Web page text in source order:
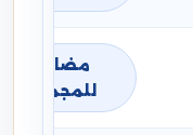
مضافة
للمجموع